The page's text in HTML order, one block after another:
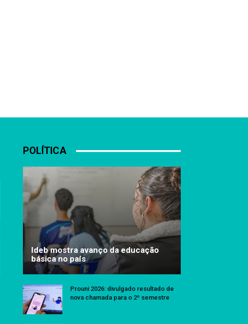
POLÍTICA
Ideb mostra avanço da educação
básica no país
Prouni 2026: divulgado resultado de
nova chamada para o 2º semestre